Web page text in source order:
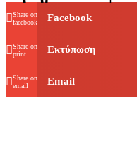
Share on
facebook
Facebook
Share on
print
Εκτύπωση
Share on
email
Email